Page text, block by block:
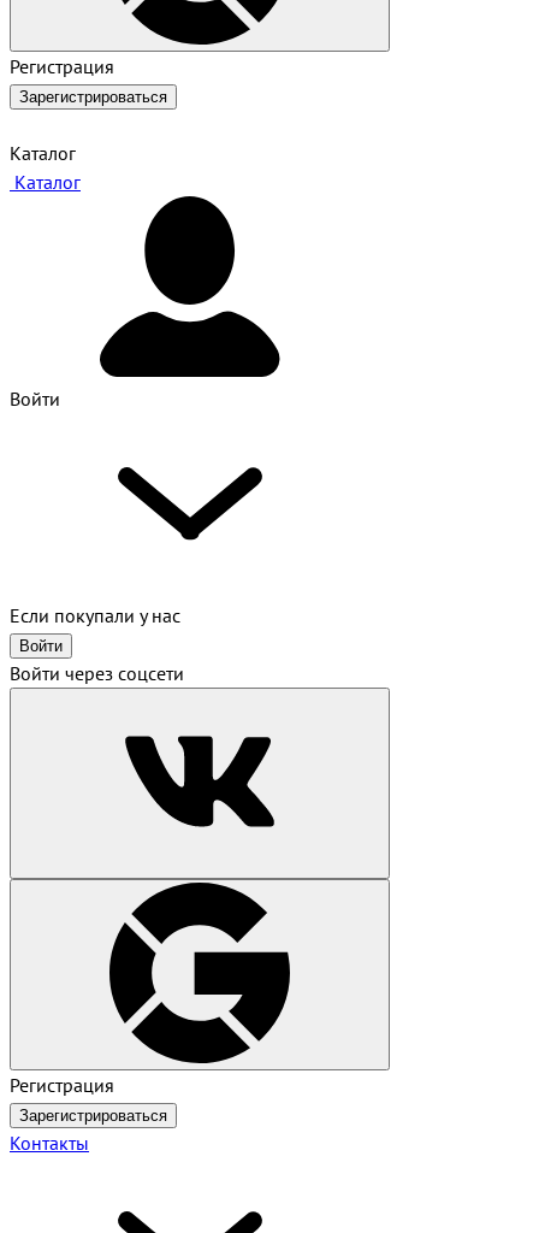
Регистрация
Зарегистрироваться
Каталог
Каталог
Войти
Если покупали у нас
Войти
Войти через соцсети
Регистрация
Зарегистрироваться
Контакты